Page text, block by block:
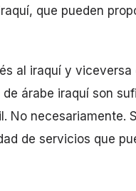
que pueden
al iraquí y
árabe iraquí son
No necesariamente.
de servicios que